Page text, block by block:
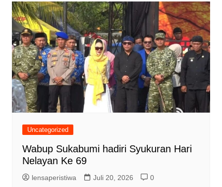
Uncategorized
Wabup Sukabumi hadiri Syukuran Hari
Nelayan Ke 69
lensaperistiwa Juli 20, 2026 0